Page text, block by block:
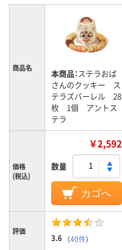
商品名 本商品：ステラおば
さんのクッキー ス
テラズバーレル 28
枚 1個 アントス
テラ
価格
(税込)
￥2,592
数量
カゴへ
評価
3.6 （40件）